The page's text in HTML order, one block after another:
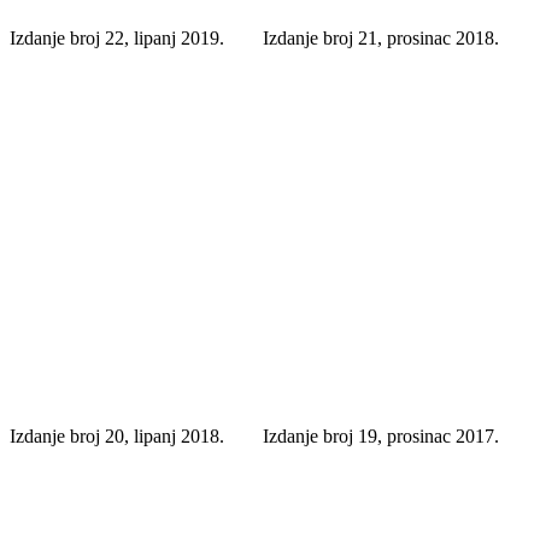
Izdanje broj 22, lipanj 2019. Izdanje broj 21, prosinac 2018.
Izdanje broj 20, lipanj 2018. Izdanje broj 19, prosinac 2017.